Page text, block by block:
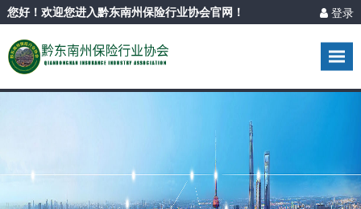
您好！欢迎您进入黔东南州保险行业协会官网！ 登录